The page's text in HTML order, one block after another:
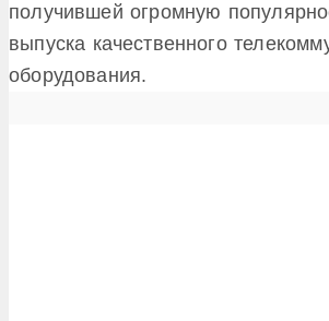
получившей огромную
выпуска качественного
оборудования.